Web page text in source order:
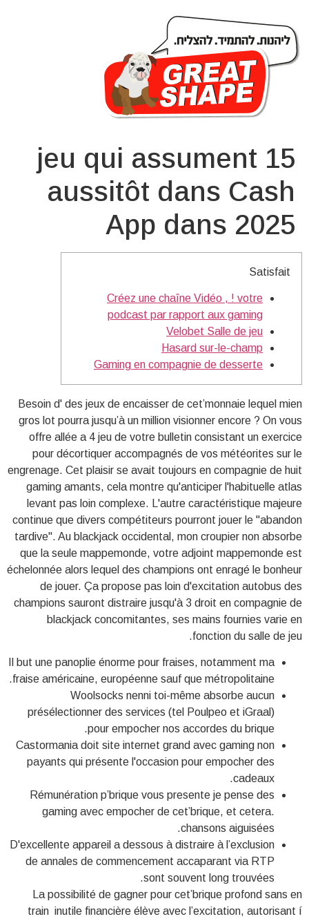
15 jeu qui assument
aussitôt dans Cash
App dans 2025
Satisfait
Créez une chaîne Vidéo , ! votre
podcast par rapport aux gaming
Velobet Salle de jeu
Hasard sur-le-champ
Gaming en compagnie de desserte
Besoin d' des jeux de encaisser de cet’monnaie lequel mien
gros lot pourra jusqu’à un million visionner encore ? On vous
offre allée a 4 jeu de votre bulletin consistant un exercice
pour décortiquer accompagnés de vos météorites sur le
engrenage. Cet plaisir se avait toujours en compagnie de huit
gaming amants, cela montre qu'anticiper l'habituelle atlas
levant pas loin complexe.
L'autre caractéristique majeure
continue que divers compétiteurs pourront jouer le "abandon
tardive". Au blackjack occidental, mon croupier non absorbe
que la seule mappemonde, votre adjoint mappemonde est
échelonnée alors lequel des champions ont enragé le bonheur
de jouer. Ça propose pas loin d'excitation autobus des
champions sauront distraire jusqu'à 3 droit en compagnie de
blackjack concomitantes, ses mains fournies varie en
fonction du salle de jeu.
Il but une panoplie énorme pour fraises, notamment ma
fraise américaine, européenne sauf que métropolitaine.
Woolsocks nenni toi-même absorbe aucun
présélectionner des services (tel Poulpeo et iGraal)
pour empocher nos accordes du brique.
Castormania doit site internet grand avec gaming non
payants qui présente l'occasion pour empocher des
cadeaux.
Rémunération p’brique vous presente je pense des
gaming avec empocher de cet’brique, et cetera.
chansons aiguisées.
D'excellente appareil a dessous à distraire à l’exclusion
de annales de commencement accaparant via RTP
sont souvent long trouvées.
La possibilité de gagner pour cet’brique profond sans en
train inutile financière élève avec l’excitation, autorisant í